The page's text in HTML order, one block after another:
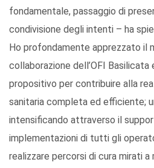
fondamentale, passaggio di
condivisione degli intenti – ha
Ho profondamente apprezzato il
collaborazione dell’OFI Basilicata
propositivo per contribuire alla
sanitaria completa ed efficiente;
intensificando attraverso il
implementazioni di tutti gli
realizzare percorsi di cura mirati a